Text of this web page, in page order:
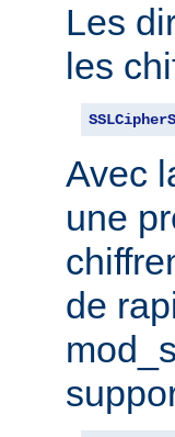
Les
les
Avec
une
de